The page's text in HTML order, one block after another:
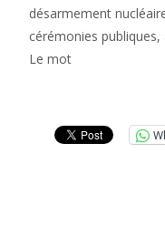
désarmement
cérémonies publiques,
Le mot